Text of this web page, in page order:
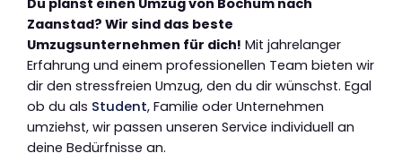
Zaanstad? Wir sind das beste
Umzugsunternehmen für dich! Mit jahrelanger
Erfahrung und einem professionellen Team bieten wir
dir den stressfreien Umzug, den du dir wünschst. Egal
ob du als Student, Familie oder Unternehmen
umziehst, wir passen unseren Service individuell an
deine Bedürfnisse an.